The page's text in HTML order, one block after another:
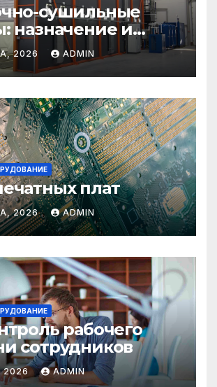
сушильные
назначение и
применения
2026 ADMIN
плат
2026 ADMIN
рабочего
сотрудников
ADMIN